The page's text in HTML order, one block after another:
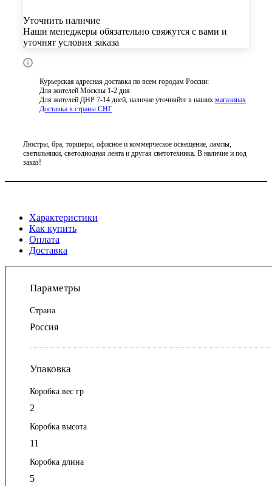
Уточнить наличие
Наши менеджеры обязательно свяжутся с вами и
уточнят условия заказа
Курьерская адресная доставка по всем городам России:
Для жителей Москвы 1-2 дня
Для жителей ДНР 7-14 дней, наличие уточняйте в наших магазинах
Доставка в страны СНГ
Люстры, бра, торшеры, офисное и коммерческое освещение, лампы,
светильники, светодиодная лента и другая светотехника. В наличие и под
заказ!
Характеристики
Как купить
Оплата
Доставка
Параметры
Страна
Россия
Упаковка
Коробка вес гр
2
Коробка высота
11
Коробка длина
5